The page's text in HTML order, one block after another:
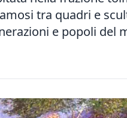
tra quadri e
e popoli del